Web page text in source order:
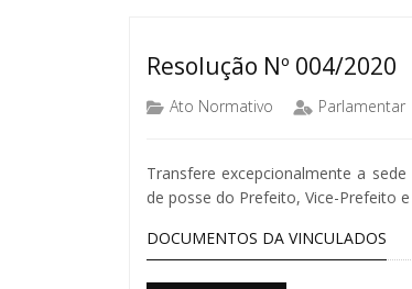
Resolução Nº 004/2020
Ato Normativo Parlamentar
Transfere excepcionalmente a
de posse do Prefeito, Vice-Prefeito
DOCUMENTOS DA VINCULADOS